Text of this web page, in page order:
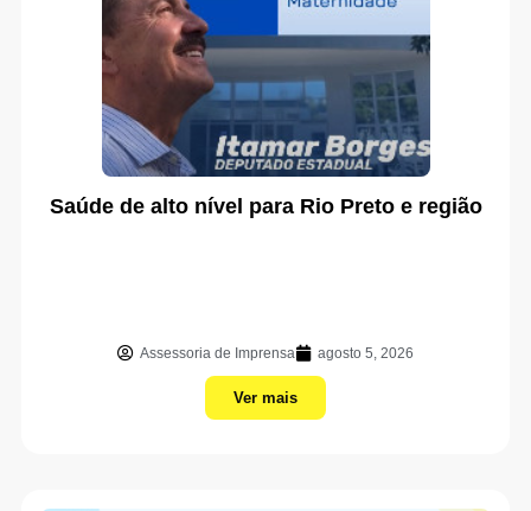
Saúde de alto nível para Rio Preto e região
Assessoria de Imprensa agosto 5, 2026
Ver mais